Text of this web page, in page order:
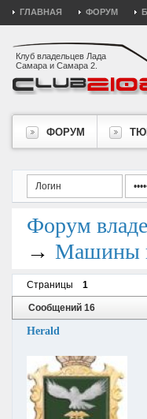
ГЛАВНАЯ ФОРУМ
Клуб владельцев Лада
Самара и Самара 2.
ФОРУМ
Форум
→ Машины
Страницы 1
Сообщений 16
Herald